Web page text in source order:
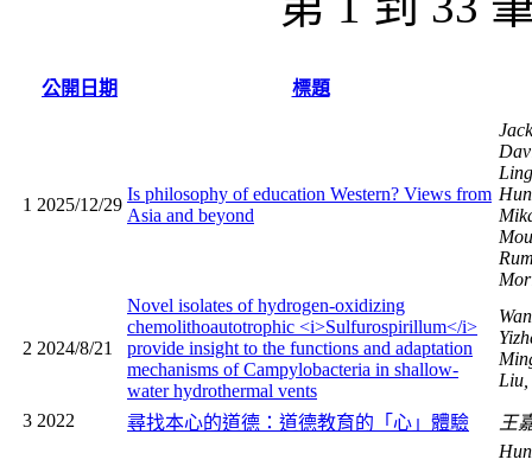
公開日期 標題
1 2025/12/29
Is philosophy of education Western? Views from
Asia and beyond
2 2024/8/21
Novel isolates of hydrogen-oxidizing
chemolithoautotrophic <i>Sulfurospirillum</i>
provide insight to the functions and adaptation
mechanisms of Campylobacteria in shallow-
water hydrothermal vents
Liu,
3 2022 尋找本心的道德：道德教育的「心」體驗
王